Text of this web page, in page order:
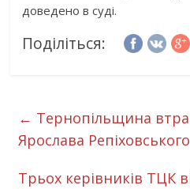
доведено в суді.
Поділіться:
← Тернопільщина
Ярослава Репіховського
Трьох керівників ТЦК